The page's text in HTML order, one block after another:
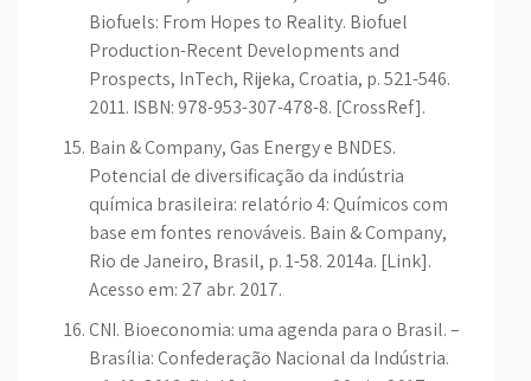
Biofuels: From Hopes to Reality. Biofuel
Production-Recent Developments and
Prospects, InTech, Rijeka, Croatia, p. 521-546.
2011. ISBN: 978-953-307-478-8. [CrossRef].
Bain & Company, Gas Energy e BNDES.
Potencial de diversificação da indústria
química brasileira: relatório 4: Químicos com
base em fontes renováveis. Bain & Company,
Rio de Janeiro, Brasil, p. 1-58. 2014a. [Link].
Acesso em: 27 abr. 2017.
CNI. Bioeconomia: uma agenda para o Brasil. –
Brasília: Confederação Nacional da Indústria.